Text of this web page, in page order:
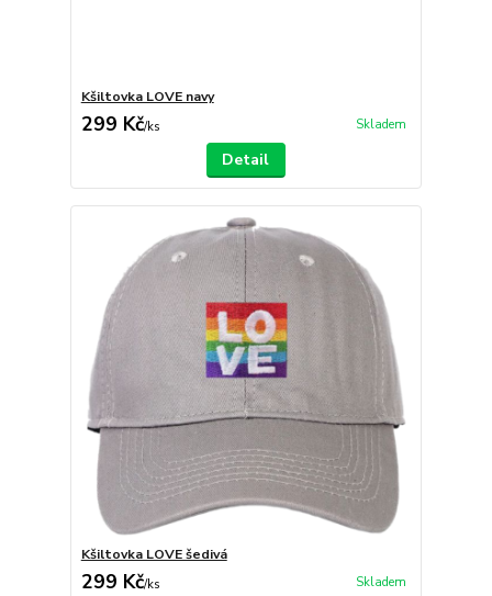
Kšiltovka LOVE navy
299 Kč/ks Skladem
Detail
Kšiltovka LOVE šedivá
299 Kč/ks Skladem